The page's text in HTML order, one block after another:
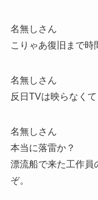
名無しさん
こりゃあ復旧まで時
名無しさん
反日TVは映らなくて
名無しさん
本当に落雷か？
漂流船で来た工作員
ぞ。